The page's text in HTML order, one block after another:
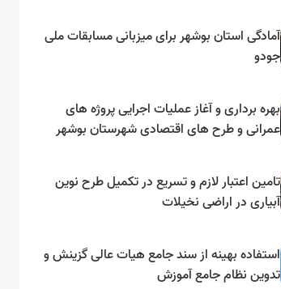
آمادگی استان بوشهر برای میزبانی مسابقات ملی
جودو
بهره برداری و آغاز عملیات اجرایی پروژه های
عمرانی و طرح های اقتصادی شهرستان بوشهر
تامین اعتبار لازم و تسریع در تکمیل طرح نوین
آبیاری در اراضی نخیلات
استفاده بهینه از سند جامع هیات عالی گزینش و‌
تدوین نظام جامع آموزش